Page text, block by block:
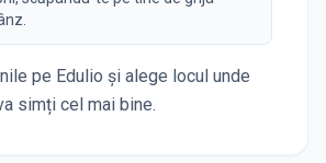
pe Edulio și alege locul unde
simți cel mai bine.